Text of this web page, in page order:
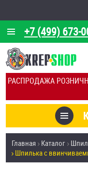
РАСПРОДАЖА
+7 (499) 673-
О КОМПАНИИ
КАЛЬКУЛЯТОР
ОТЗЫВЫ
УСЛУГИ
СКИДКИ
Товары со
Анкеры
Главная Каталог
Шпилька c